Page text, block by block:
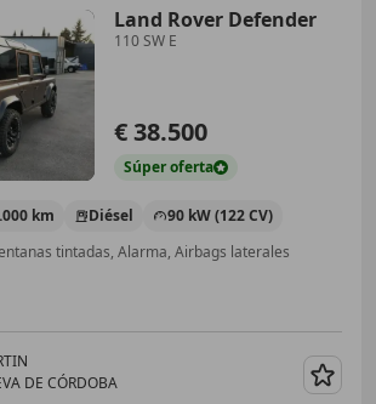
Land Rover Defender
110 SW E
€ 38.500
Súperoferta
km Diésel
90 kW (122 CV)
tintadas, Alarma, Airbags laterales
DE CÓRDOBA